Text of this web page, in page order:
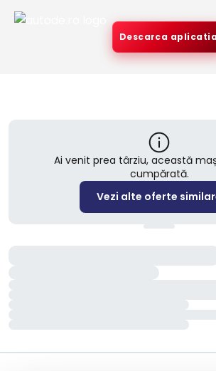
Descarca
Ai venit prea târziu, această
cumpărată.
Vezi alte oferte